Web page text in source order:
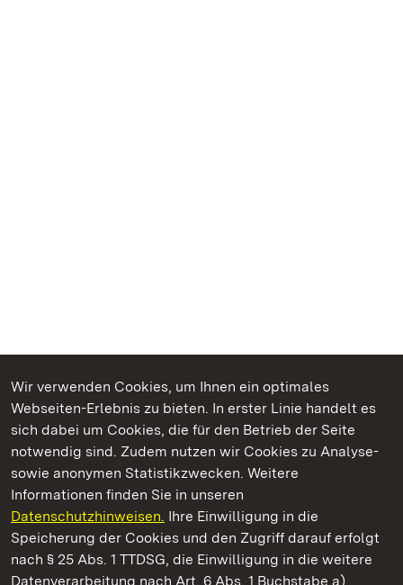
Wir verwenden Cookies, um Ihnen ein optimales
Webseiten-Erlebnis zu bieten. In erster Linie handelt es
sich dabei um Cookies, die für den Betrieb der Seite
notwendig sind. Zudem nutzen wir Cookies zu Analyse-
sowie anonymen Statistikzwecken. Weitere
Informationen finden Sie in unseren
Datenschutzhinweisen. Ihre Einwilligung in die
Speicherung der Cookies und den Zugriff darauf erfolgt
nach § 25 Abs. 1 TTDSG, die Einwilligung in die weitere
Datenverarbeitung nach Art. 6 Abs. 1 Buchstabe a)
Kommen. Staunen. Genießen.
Kloster und Schloss Salem
Staatliche Schlösser und Gärten Baden-Württemberg